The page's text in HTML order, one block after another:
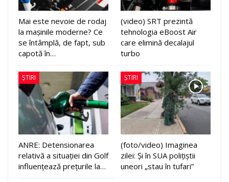
Mai este nevoie de rodaj
la mașinile moderne? Ce
se întâmplă, de fapt, sub
capotă în…
(video) SRT prezintă
tehnologia eBoost Air
care elimină decalajul
turbo
ȘTIRI
ANRE: Detensionarea
relativă a situației din Golf
influențează prețurile la…
ȘTIRI
(foto/video) Imaginea
zilei: Și în SUA polițiștii
uneori „stau în tufari”